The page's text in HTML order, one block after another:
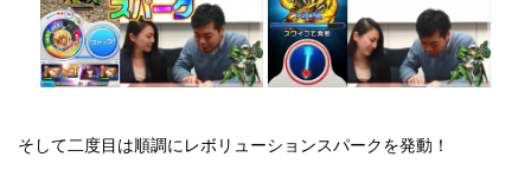
そして二度目は順調にレボリューションスパークを発動！